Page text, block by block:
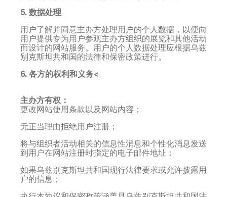
5. 数据处理
用户了解并同意主办方处理用户的个人数据，以便向
用户提供专为用户参观主办方组织的展览和其他活动
而设计的网站服务。用户的个人数据处理应根据乌兹
别克斯坦共和国的法律和保密政策进行。
6. 各方的权利和义务<
主办方有权：
更改网站使用条款以及网站内容；
无正当理由拒绝用户注册；
将与组织者活动相关的信息性消息和个性化消息发送
到用户在网站注册时指定的电子邮件地址；
如果乌兹别克斯坦共和国现行法律要求或允许披露用
户的信息；